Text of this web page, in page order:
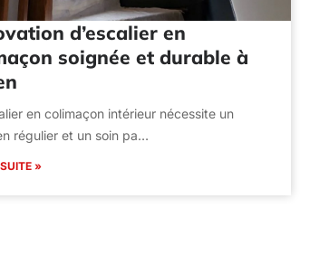
d’escalier en
soignée et durable à
en colimaçon intérieur nécessite un
régulier et un soin pa…
»